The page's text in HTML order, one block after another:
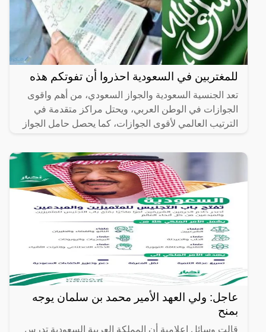
للمغتربين في السعودية احذروا أن تفوتكم هذه
تعد الجنسية السعودية والجواز السعودي، من أهم واقوى
الجوازات في الوطن العربي، ويحتل مراكز متقدمة في
الترتيب العالمي لأقوى الجوازات، كما يحصل حامل الجواز
عاجل: ولي العهد الأمير محمد بن سلمان يوجه
بمنح
قالت وسائل إعلامية أن المملكة العربية السعودية تدرس